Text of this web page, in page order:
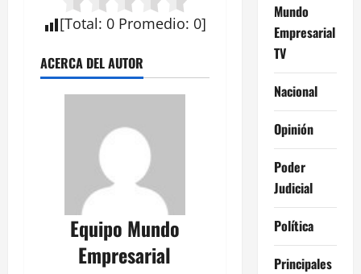
[Total: 0 Promedio: 0]
ACERCA DEL AUTOR
Equipo Mundo
Empresarial
Mundo
Empresarial
TV
Nacional
Opinión
Poder
Judicial
Política
Principales